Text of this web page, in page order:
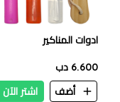
ادوات المناكير
6.600 دب
أضف
اشتر الآن